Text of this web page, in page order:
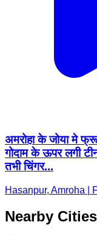
अमरोहा के जोया मे
गोदाम के ऊपर लगी
तभी चिंगर...
Hasanpur, Amroha |
Nearby Cities